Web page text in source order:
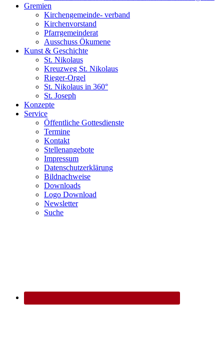
Gremien
Kirchengemeinde- verband
Kirchenvorstand
Pfarrgemeinderat
Ausschuss Ökumene
Kunst & Geschichte
St. Nikolaus
Kreuzweg St. Nikolaus
Rieger-Orgel
St. Nikolaus in 360°
St. Joseph
Konzepte
Service
Öffentliche Gottesdienste
Termine
Kontakt
Stellenangebote
Impressum
Datenschutzerklärung
Bildnachweise
Downloads
Logo Download
Newsletter
Suche